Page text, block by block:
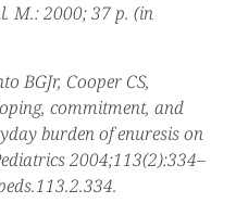
M.: 2000; 37 p. (in
BGJr, Cooper CS,
commitment, and
burden of enuresis on
2004;113(2):334–